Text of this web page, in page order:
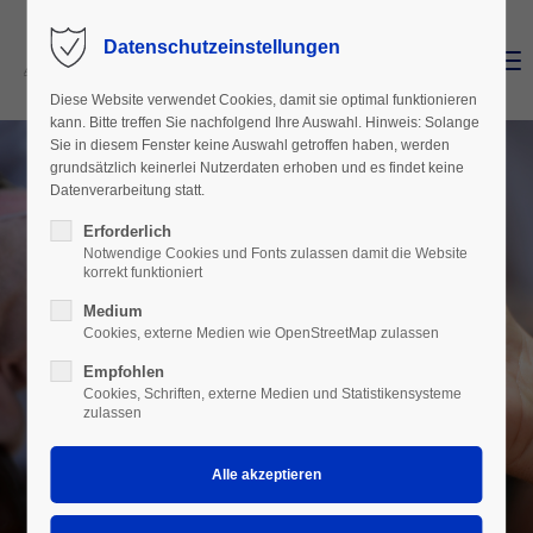
Login
Benutzername
Passwort
Anmelden
Register|Lost your password?
Support
Datenschutzeinstellungen
Diese Website verwendet Cookies, damit sie optimal funktionieren
kann. Bitte treffen Sie nachfolgend Ihre Auswahl. Hinweis: Solange
Sie in diesem Fenster keine Auswahl getroffen haben, werden
grundsätzlich keinerlei Nutzerdaten erhoben und es findet keine
Datenverarbeitung statt.
Erforderlich
Notwendige Cookies und Fonts zulassen damit die Website
korrekt funktioniert
Medium
Cookies, externe Medien wie OpenStreetMap zulassen
Empfohlen
Cookies, Schriften, externe Medien und Statistikensysteme
zulassen